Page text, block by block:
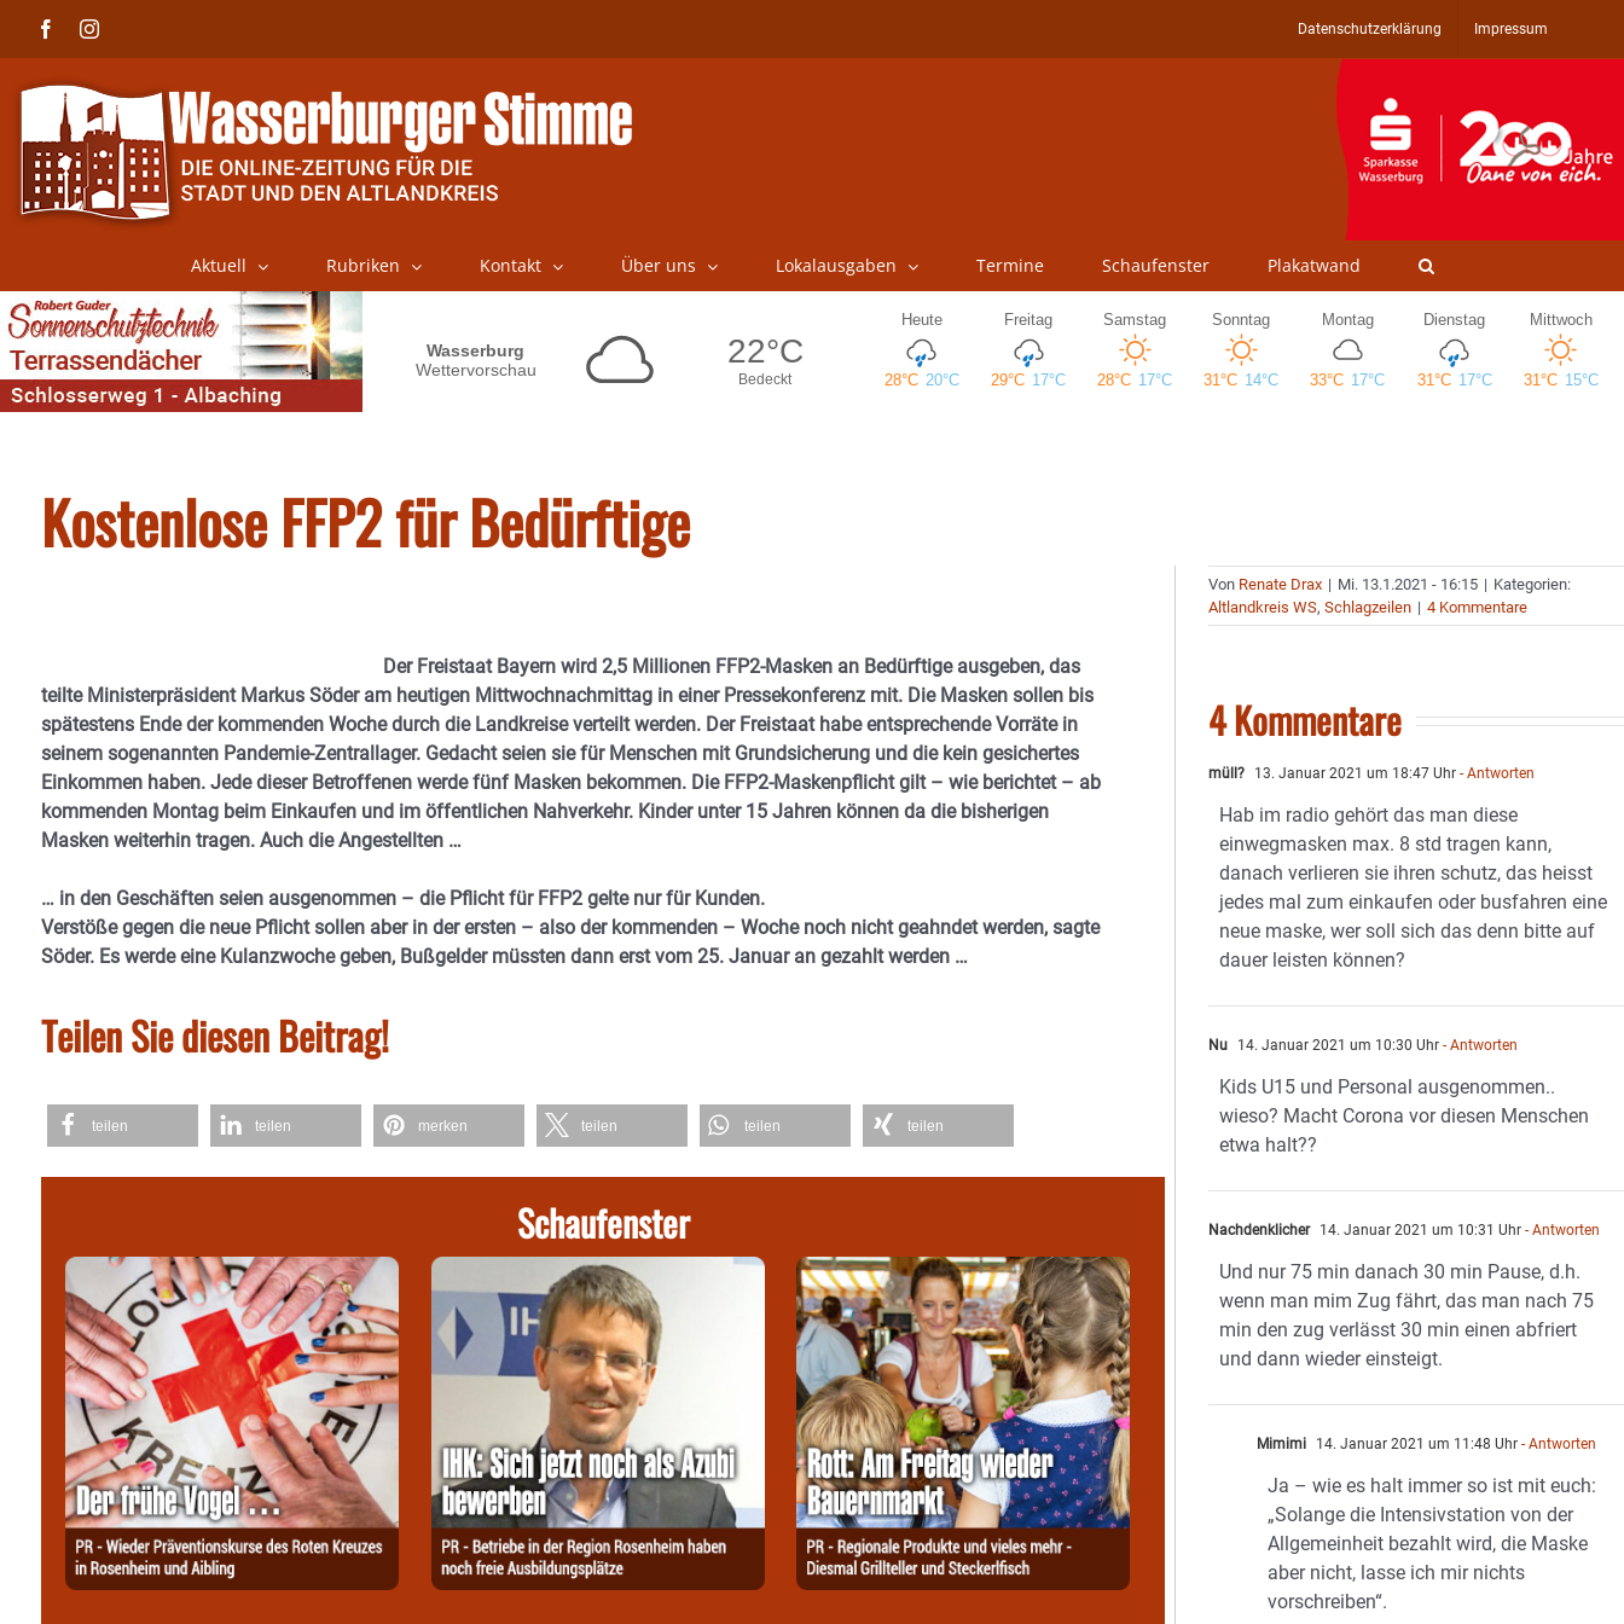
FacebookInstagram Datenschutzerklärung Impressum
Aktuell Rubriken Kontakt Über uns Lokalausgaben Termine Schaufenster Plakatwand
Kostenlose FFP2 für Bedürftige
Der Freistaat Bayern wird 2,5 Millionen FFP2-Masken an Bedürftige ausgeben, das
teilte Ministerpräsident Markus Söder am heutigen Mittwochnachmittag in einer Pressekonferenz mit. Die Masken sollen bis
spätestens Ende der kommenden Woche durch die Landkreise verteilt werden. Der Freistaat habe entsprechende Vorräte in
seinem sogenannten Pandemie-Zentrallager. Gedacht seien sie für Menschen mit Grundsicherung und die kein gesichertes
Einkommen haben. Jede dieser Betroffenen werde fünf Masken bekommen. Die FFP2-Maskenpflicht gilt – wie berichtet – ab
kommenden Montag beim Einkaufen und im öffentlichen Nahverkehr. Kinder unter 15 Jahren können da die bisherigen
Masken weiterhin tragen. Auch die Angestellten …
… in den Geschäften seien ausgenommen – die Pflicht für FFP2 gelte nur für Kunden.
Verstöße gegen die neue Pflicht sollen aber in der ersten – also der kommenden – Woche noch nicht geahndet werden, sagte
Söder. Es werde eine Kulanzwoche geben, Bußgelder müssten dann erst vom 25. Januar an gezahlt werden …
Teilen Sie diesen Beitrag!
teilen teilen merken teilen teilen teilen
Schaufenster
Von Renate Drax | Mi. 13.1.2021 - 16:15 | Kategorien:
Altlandkreis WS,Schlagzeilen | 4 Kommentare
4 Kommentare
müll? 13. Januar 2021 um 18:47 Uhr - Antworten
Hab im radio gehört das man diese
einwegmasken max. 8 std tragen kann,
danach verlieren sie ihren schutz, das heisst
jedes mal zum einkaufen oder busfahren eine
neue maske, wer soll sich das denn bitte auf
dauer leisten können?
Nu 14. Januar 2021 um 10:30 Uhr - Antworten
Kids U15 und Personal ausgenommen..
wieso? Macht Corona vor diesen Menschen
etwa halt??
Nachdenklicher 14. Januar 2021 um 10:31 Uhr - Antworten
Und nur 75 min danach 30 min Pause, d.h.
wenn man mim Zug fährt, das man nach 75
min den zug verlässt 30 min einen abfriert
und dann wieder einsteigt.
Mimimi 14. Januar 2021 um 11:48 Uhr - Antworten
Ja – wie es halt immer so ist mit euch:
„Solange die Intensivstation von der
Allgemeinheit bezahlt wird, die Maske
aber nicht, lasse ich mir nichts
vorschreiben“.